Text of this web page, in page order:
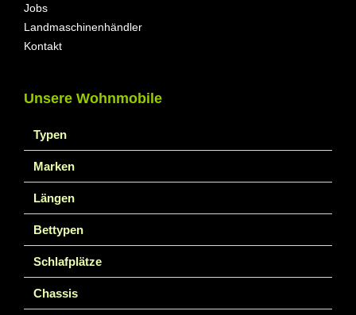
Jobs
Landmaschinenhändler
Kontakt
Unsere Wohnmobile
Typen
Marken
Längen
Bettypen
Schlafplätze
Chassis